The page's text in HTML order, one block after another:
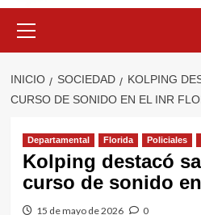
primario
INICIO SOCIEDAD
KOLPING
CURSO DE SONIDO EN EL INR
Departamental Florida Policiales
Kolping destacó
curso de sonido
15 de mayo de 2026 0